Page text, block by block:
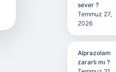
sever ?
Temmuz 27,
2026
Alprazolam
zararlı mı ?